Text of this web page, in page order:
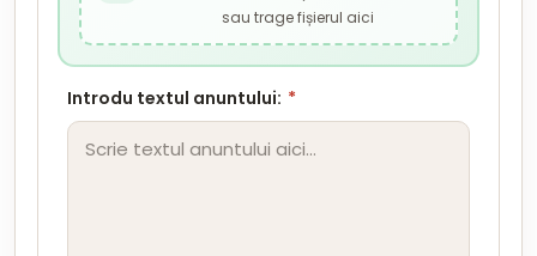
sau trage fișierul aici
Introdu textul anuntului: *